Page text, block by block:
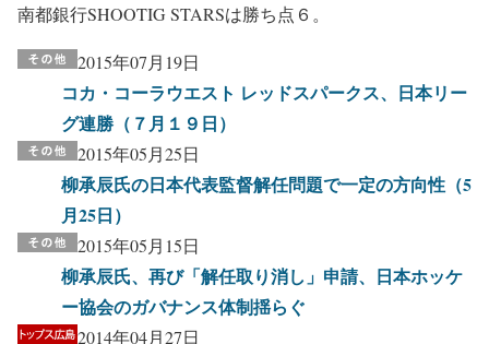
南都銀行SHOOTIG STARSは勝ち点６。
2015年07月19日
コカ・コーラウエスト レッドスパークス、日本リー
グ連勝（７月１９日）
2015年05月25日
柳承辰氏の日本代表監督解任問題で一定の方向性（5
月25日）
2015年05月15日
柳承辰氏、再び「解任取り消し」申請、日本ホッケ
ー協会のガバナンス体制揺らぐ
2014年04月27日